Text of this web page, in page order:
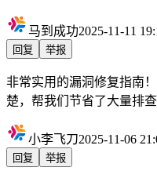
马到成功2025-11-11
回复 举报
非常实用的漏洞修复指南
楚，帮我们节省了大量排
小李飞刀2025-11-06
回复 举报